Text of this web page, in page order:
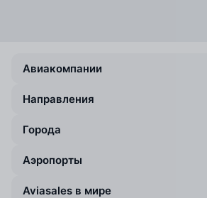
Авиакомпании
Направления
Города
Аэропорты
Aviasales в мире